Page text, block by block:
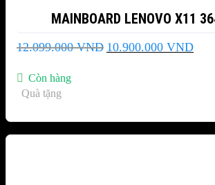
MAINBOARD LENOVO X11
12.099.000VND Giá
10.900.000 VNDGiá
Còn hàng
Quà tặng